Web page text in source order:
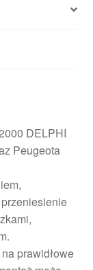
DELPHI
Peugeota
prawidłowe